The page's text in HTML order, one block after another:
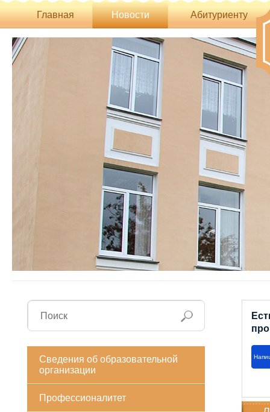
Главная Новости Абитуриенту
Сведения об образовательной
организации
Профессионалитет